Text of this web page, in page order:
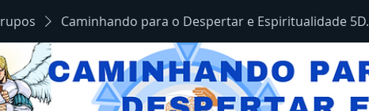
Caminhando para o Despertar e Espiritualidade 5D.